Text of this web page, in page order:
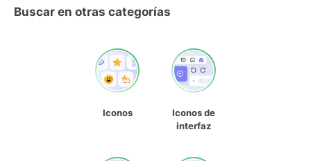
Buscar en otras categorías
Iconos
Iconos de
interfaz